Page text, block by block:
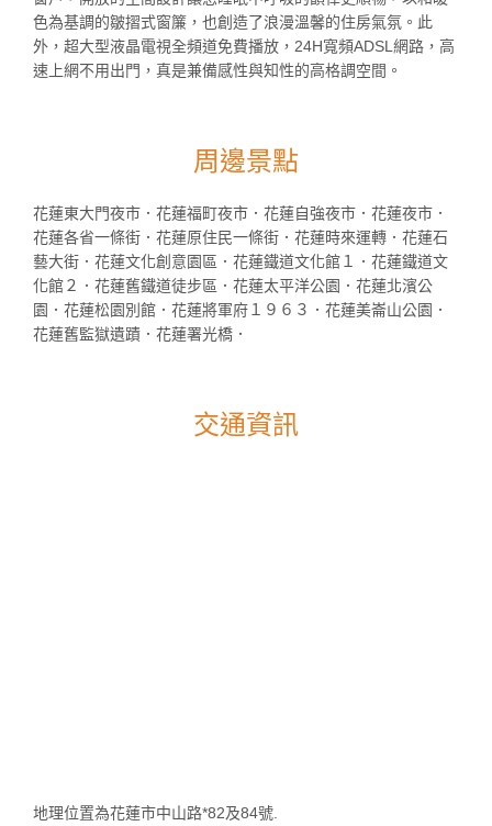
色為基調的皺摺式窗簾，也創造了浪漫溫馨的住房氣氛。此
外，超大型液晶電視全頻道免費播放，24H寬頻ADSL網路，高
速上網不用出門，真是兼備感性與知性的高格調空間。
周邊景點
花蓮東大門夜市．花蓮福町夜市．花蓮自強夜市．花蓮夜市．
花蓮各省一條街．花蓮原住民一條街．花蓮時來運轉．花蓮石
藝大街．花蓮文化創意園區．花蓮鐵道文化館１．花蓮鐵道文
化館２．花蓮舊鐵道徒步區．花蓮太平洋公園．花蓮北濱公
園．花蓮松園別館．花蓮將軍府１９６３．花蓮美崙山公園．
花蓮舊監獄遺蹟．花蓮署光橋．
交通資訊
地理位置為花蓮市中山路*82及84號.